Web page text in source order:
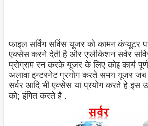
फाइल सर्विंग सर्विस यूजर को कामन कंप्यूटर
एक्सेस करने देती है और एप्लीकेशन सर्वर
प्रोग्राम रन करके यूजर के लिए कोइ कार्य
अलावा इन्टरनेट प्रयोग करते समय यूजर
सर्वर आदि भी एक्सेस या प्रयोग करते हे इस
को; इंगित करते है .